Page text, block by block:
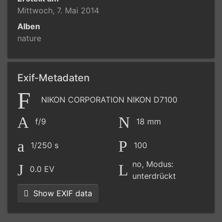
Mittwoch, 7. Mai 2014
Alben
nature
Exif-Metadaten
NIKON CORPORATION NIKON D7100
f/9 18 mm
1/250 s 100
0.0 EV
no, Modus:
unterdrückt
Show EXIF data